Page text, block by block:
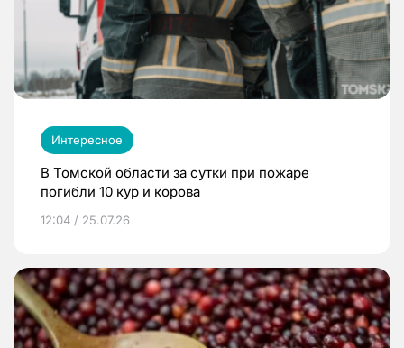
Интересное
В Томской области за сутки при пожаре
погибли 10 кур и корова
12:04 / 25.07.26